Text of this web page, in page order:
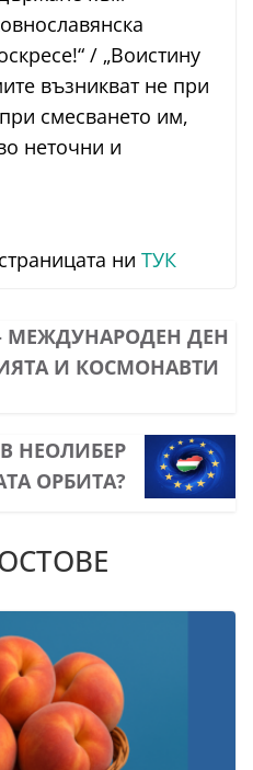
/ „Воистину
възникват не при
смесването им,
неточни и
ни ТУК
МЕЖДУНАРОДЕН ДЕН
И КОСМОНАВТИ
НЕОЛИБЕР
ОРБИТА?